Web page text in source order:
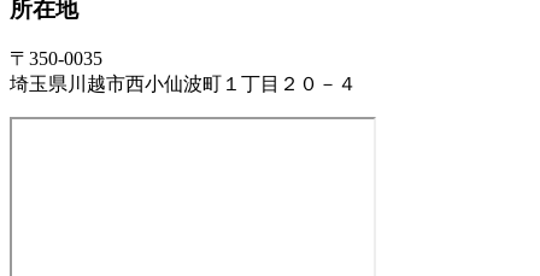
所在地
〒350-0035
埼玉県川越市西小仙波町１丁目２０－４